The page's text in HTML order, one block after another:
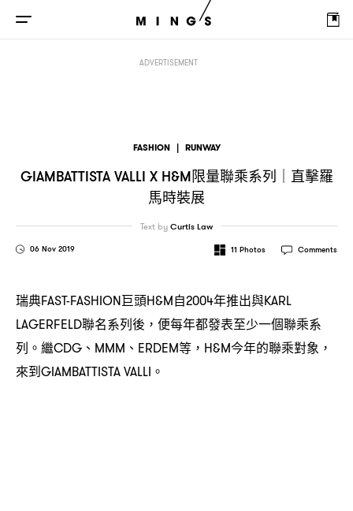
ADVERTISEMENT
FASHION | RUNWAY
GIAMBATTISTA VALLI X H&M限量聯乘系列
直擊羅
馬時裝展
06 Nov 2019
Text byCurtis Law
11 Photos Comments
瑞典FAST-FASHION巨頭H&M自2004年推出與KARL
LAGERFELD聯名系列後 ， 便每年都發表至少一個聯乘系
列。繼CDG 、 MMM 、 ERDEM等 ，H&M今年的聯乘對象 ，
來到GIAMBATTISTA VALLI 。
GIAMBATTISTA VALLI X H&M 限量聯乘系列｜直擊羅馬時裝展